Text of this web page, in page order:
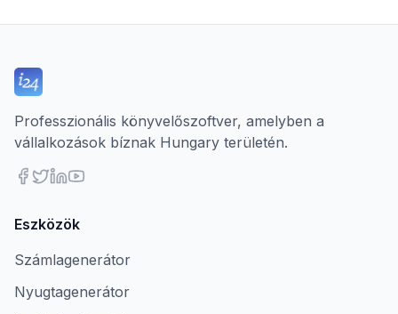
Professzionális könyvelőszoftver, amelyben a
vállalkozások bíznak Hungary területén.
Eszközök
Számlagenerátor
Nyugtagenerátor